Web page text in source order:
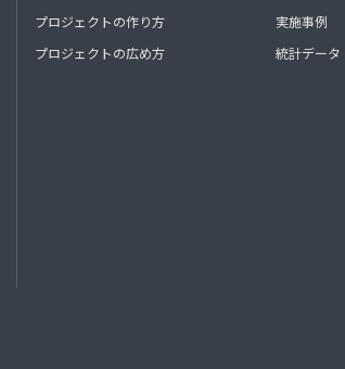
プロジェクトの作り方
プロジェクトの広め方
実施事例
統計データ